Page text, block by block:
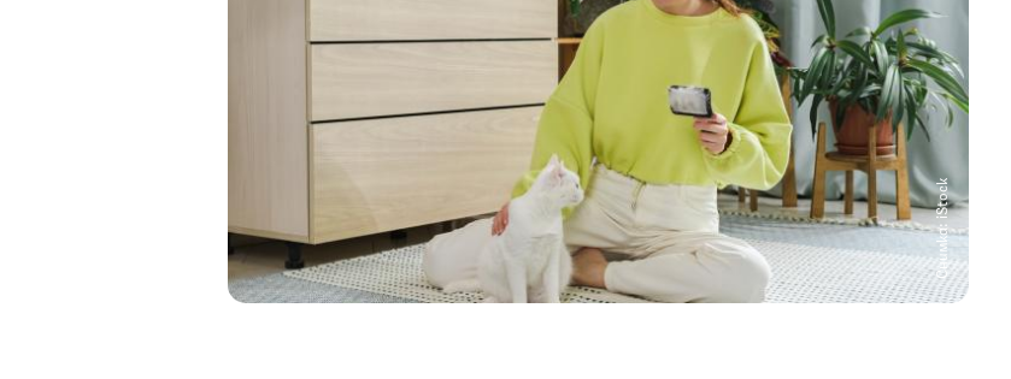
Снимка: iStock